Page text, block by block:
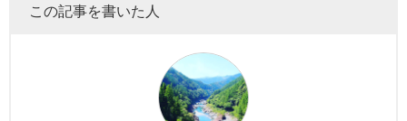
この記事を書いた人